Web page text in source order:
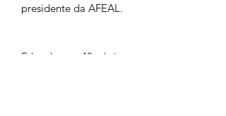
presidente da AFEAL.
E-book com 48 páginas.